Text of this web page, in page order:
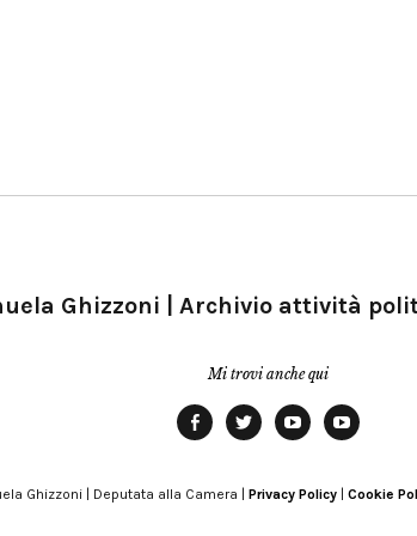
Ghizzoni | Archivio attività
Mi trovi anche qui
Modena
Ghizzoni | Deputata alla Camera | Privacy Policy Cookie